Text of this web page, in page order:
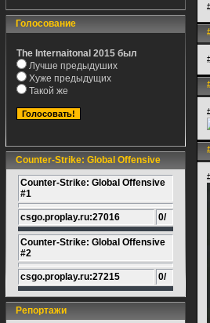
Голосование
The Internaitonal 2015 был
Лучше предыдуших
Хуже предыдущих
Такой же
Counter-Strike: Global Offensive
Counter-Strike: Global Offensive
#1
csgo.proplay.ru:27016 0/
Counter-Strike: Global Offensive
#2
csgo.proplay.ru:27215 0/
Репортажи